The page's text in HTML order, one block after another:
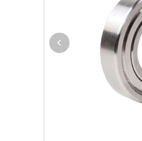
ĐIỆN ĐIỀU KHIỂN
MÁY MÓC THIẾT BỊ
PHỤ KIỆN THIẾT BỊ
THIẾT BỊ TỰ ĐỘNG